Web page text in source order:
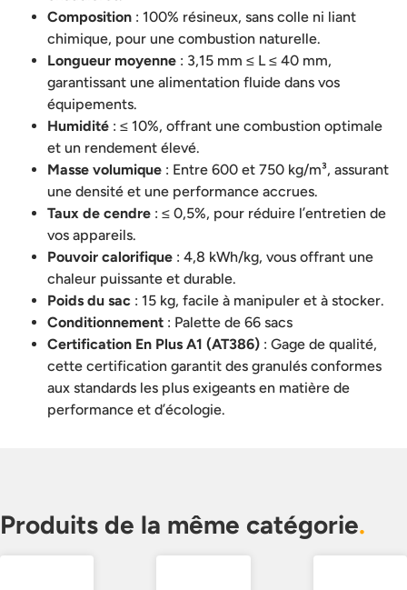
Composition : 100% résineux, sans colle ni liant
chimique, pour une combustion naturelle.
Longueur moyenne : 3,15 mm ≤ L ≤ 40 mm,
garantissant une alimentation fluide dans vos
équipements.
Humidité : ≤ 10%, offrant une combustion optimale
et un rendement élevé.
Masse volumique : Entre 600 et 750 kg/m³, assurant
une densité et une performance accrues.
Taux de cendre : ≤ 0,5%, pour réduire l’entretien de
vos appareils.
Pouvoir calorifique : 4,8 kWh/kg, vous offrant une
chaleur puissante et durable.
Poids du sac : 15 kg, facile à manipuler et à stocker.
Conditionnement : Palette de 66 sacs
Certification En Plus A1 (AT386) : Gage de qualité,
cette certification garantit des granulés conformes
aux standards les plus exigeants en matière de
performance et d’écologie.
Produits de la même catégorie.